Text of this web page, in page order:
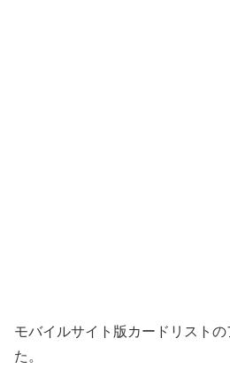
モバイルサイト版カードリスト
た。